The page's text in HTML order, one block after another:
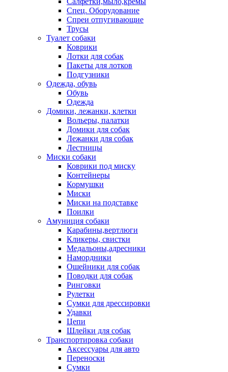
Спец. Оборудование
Спреи отпугивающие
Трусы
Туалет собаки
Коврики
Лотки для собак
Пакеты для лотков
Подгузники
Одежда, обувь
Обувь
Одежда
Домики, лежанки, клетки
Вольеры, палатки
Домики для собак
Лежанки для собак
Лестницы
Миски собаки
Коврики под миску
Контейнеры
Кормушки
Миски
Миски на подставке
Поилки
Амуниция собаки
Карабины,вертлюги
Кликеры, свистки
Медальоны,адресники
Намордники
Ошейники для собак
Поводки для собак
Ринговки
Рулетки
Сумки для дрессировки
Удавки
Цепи
Шлейки для собак
Транспортировка собаки
Аксессуары для авто
Переноски
Сумки